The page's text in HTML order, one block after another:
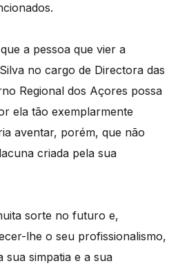
a pessoa que vier a
no cargo de Directora das
Regional dos Açores possa
ela tão exemplarmente
aventar, porém, que não
criada pela sua
sorte no futuro e,
lhe o seu profissionalismo,
sua simpatia e a sua